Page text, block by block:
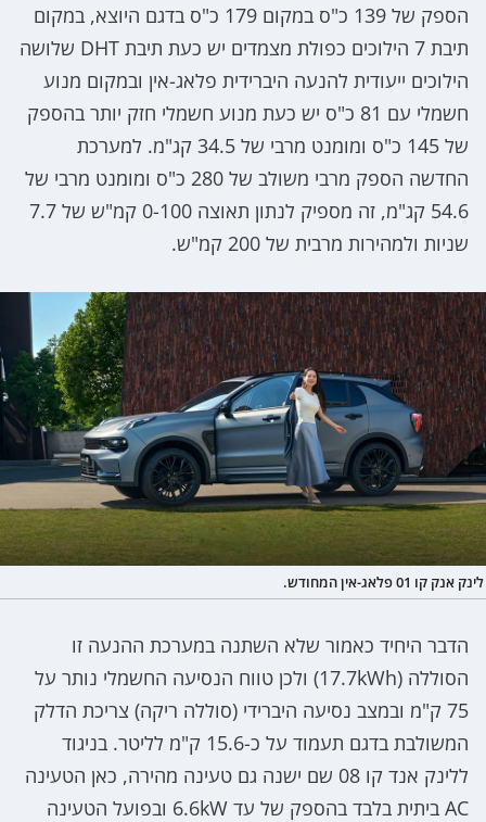
הספק של 139 כ"ס במקום 179 כ"ס בדגם היוצא, במקום
תיבת 7 הילוכים כפולת מצמדים יש כעת תיבת DHT שלושה
הילוכים ייעודית להנעה היברידית פלאג-אין ובמקום מנוע
חשמלי עם 81 כ"ס יש כעת מנוע חשמלי חזק יותר בהספק
של 145 כ"ס ומומנט מרבי של 34.5 קג"מ. למערכת
החדשה הספק מרבי משולב של 280 כ"ס ומומנט מרבי של
54.6 קג"מ, זה מספיק לנתון תאוצה 0-100 קמ"ש של 7.7
שניות ולמהירות מרבית של 200 קמ"ש.
לינק אנק קו 01 פלאג-אין המחודש.
הדבר היחיד כאמור שלא השתנה במערכת ההנעה זו
הסוללה (17.7kWh) ולכן טווח הנסיעה החשמלי נותר על
75 ק"מ ובמצב נסיעה היברידי (סוללה ריקה) צריכת הדלק
המשולבת בדגם תעמוד על כ-15.6 ק"מ לליטר. בניגוד
ללינק אנד קו 08 שם ישנה גם טעינה מהירה, כאן הטעינה
AC ביתית בלבד בהספק של עד 6.6kW ובפועל הטעינה